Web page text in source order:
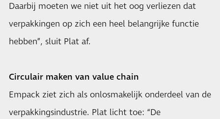
Daarbij moeten we niet uit het oog verliezen dat
verpakkingen op zich een heel belangrijke functie
hebben”, sluit Plat af.
Circulair maken van value chain
Empack ziet zich als onlosmakelijk onderdeel van de
verpakkingsindustrie. Plat licht toe: “De